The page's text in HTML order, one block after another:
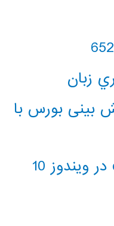
زبان
بینی بورس با